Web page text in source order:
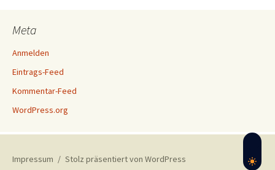
Meta
Anmelden
Eintrags-Feed
Kommentar-Feed
WordPress.org
Impressum Stolz präsentiert von WordPress